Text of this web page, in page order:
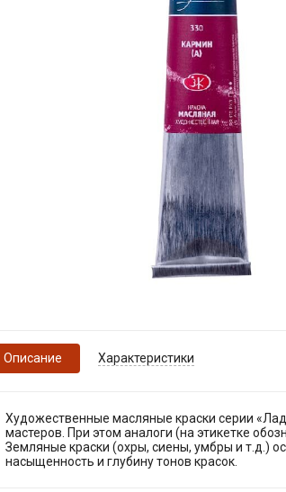
Описание Характеристики
Художественные масляные краски серии
мастеров. При этом аналоги (на этикетке
Земляные краски (охры, сиены, умбры и т.д.)
насыщенность и глубину тонов красок.